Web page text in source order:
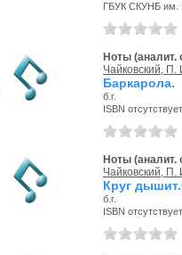
ГБУК СКУНБ
Ноты (аналит.
Чайковский, П.
Баркарола.
б.г.
ISBN отсутствует
Ноты (аналит.
Чайковский, П.
Круг
б.г.
ISBN отсутствует